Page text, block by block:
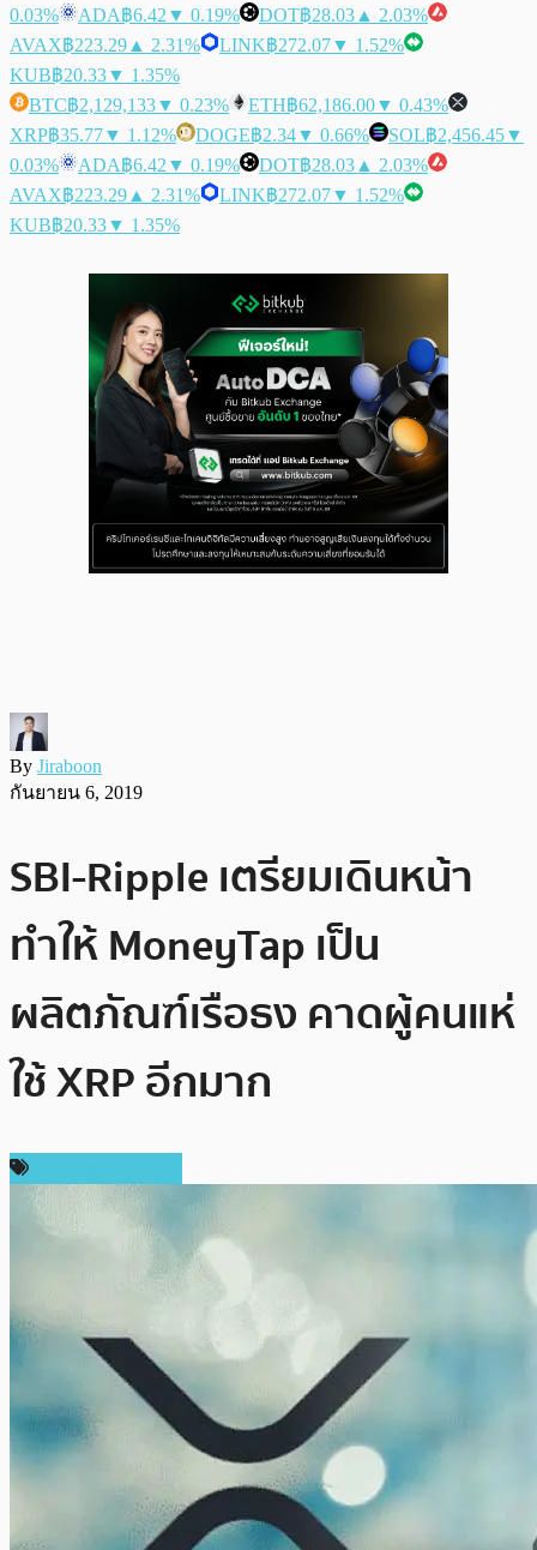
0.03%
ADA฿6.42 ▼ 0.19% DOT฿28.03 ▲ 2.03%
AVAX฿223.29 ▲ 2.31% LINK฿272.07▼ 1.52%
KUB฿20.33▼ 1.35%
BTC฿2,129,133▼ 0.23% ETH฿62,186.00▼ 0.43%
XRP฿35.77▼ 1.12% DOGE฿2.34▼ 0.66% SOL฿2,456.45▼
0.03%
ADA฿6.42 ▼ 0.19% DOT฿28.03 ▲ 2.03%
AVAX฿223.29 ▲ 2.31% LINK฿272.07▼ 1.52%
KUB฿20.33▼ 1.35%
By Jiraboon
กันยายน 6, 2019
SBI-Ripple เตรียมเดินหน้า
ทำให้ MoneyTap เป็น
ผลิตภัณฑ์เรือธง คาดผู้คนแห่
ใช้ XRP อีกมาก